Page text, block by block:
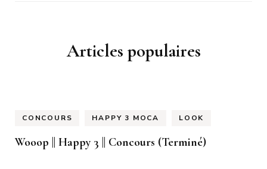
Articles populaires
CONCOURS HAPPY 3 MOCA LOOK
Wooop || Happy 3 || Concours (Terminé)